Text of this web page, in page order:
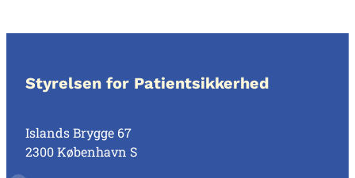
Styrelsen for Patientsikkerhed
Islands Brygge 67
2300 København S